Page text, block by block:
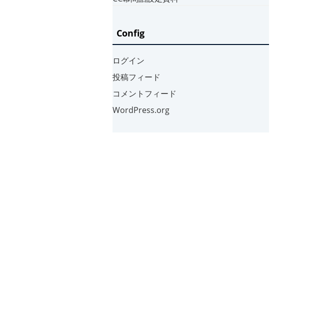
Config
ログイン
投稿フィード
コメントフィード
WordPress.org